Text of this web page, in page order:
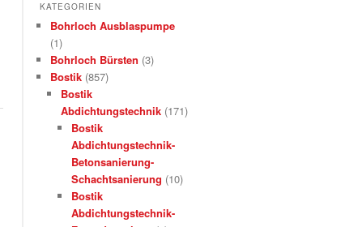
KATEGORIEN
Bohrloch Ausblaspumpe
(1)
Bohrloch Bürsten (3)
Bostik (857)
Bostik
Abdichtungstechnik (171)
Bostik
Abdichtungstechnik-
Betonsanierung-
Schachtsanierung (10)
Bostik
Abdichtungstechnik-